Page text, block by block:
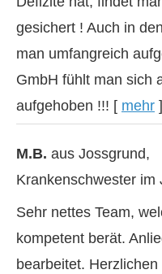
gesichert ! Auch in
man umfangreich
GmbH fühlt man sich
aufgehoben !!! [ mehr ]
M.B. aus Jossgrund,
Krankenschwester im
Sehr nettes Team,
kompetent berät.
bearbeitet.